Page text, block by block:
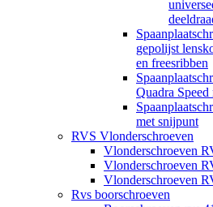
gepolijst
en freesribben
Quadra
met snijpunt
RVS Vlonderschroeven
Vlonderschroeven
Vlonderschroeven
Vlonderschroeven
Rvs boorschroeven